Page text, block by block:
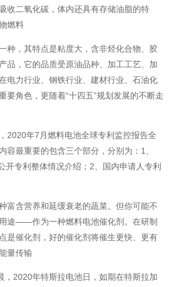
收二氧化碳，体内还具有存储油脂的特
燃料
，其特点是粘度大，含非烃化合物、胶
品，它的品质受原油品种、加工工艺、加
电力行业、钢铁行业、建材行业、石油化
要角色，更随着“十四五”规划发展的不断走
年7月燃料电池全球专利监控报告全
容最重要的包含三个部分，分别为：1、
开专利整体情况介绍；2、国内申请人专利
含营养和延缓衰老的蔬菜。但你可能不
途——作为一种燃料电池催化剂。在研制
是催化剂，好的催化剂将催生更快、更有
量传输
2020年特斯拉电池日，如期在特斯拉加